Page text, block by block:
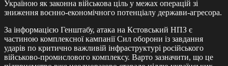
Україною як законна військова ціль у межах операцій зі
зниження воєнно-економічного потенціалу держави-агресора.
За інформацією Генштабу, атака на Кстовський НПЗ є
частиною комплексної кампанії Сил оборони із завдання
ударів по критично важливій інфраструктурі російського
військово-промислового комплексу. Варто зазначити, що це